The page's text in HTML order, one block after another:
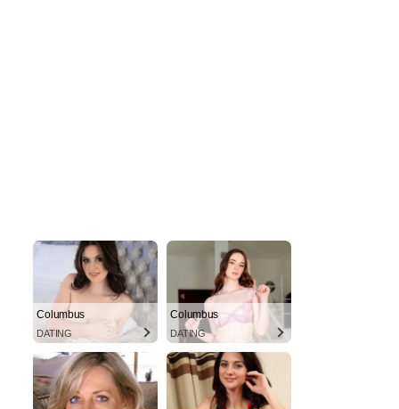
Columbus
DATING
Columbus
DATING